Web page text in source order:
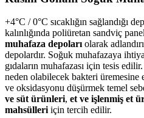
+4°C / 0°C sıcaklığın sağlandığı
kalınlığında poliüretan sandviç
muhafaza depoları olarak
depolardır. Soğuk muhafazaya
gıdaların muhafazası için tesis
neden olabilecek bakteri
ve oksidasyonu düşürmek temel
ve süt ürünleri, et ve işlenmiş et
mahsülleri için tercih edilir.